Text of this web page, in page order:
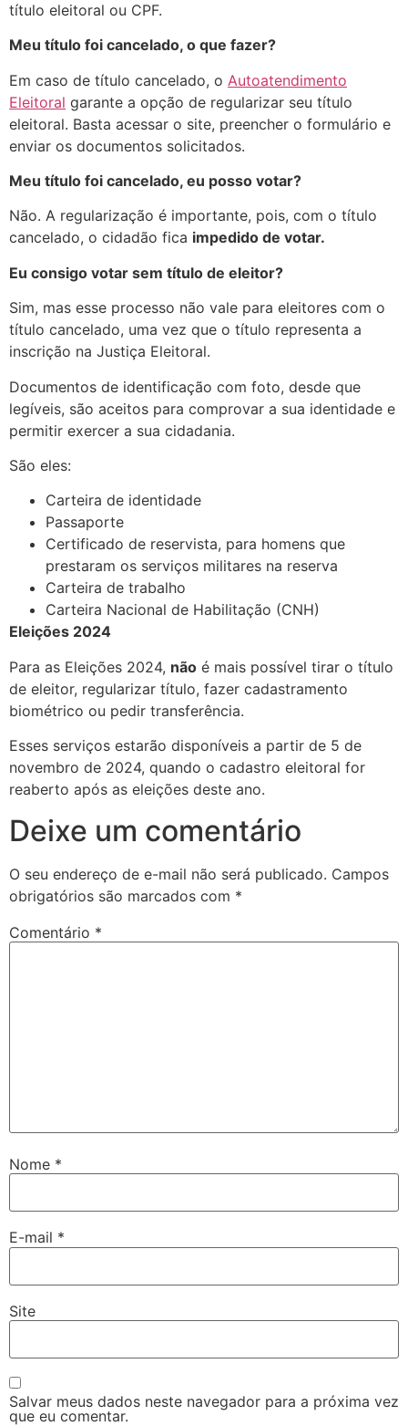
título eleitoral ou CPF.
Meu título foi cancelado, o que fazer?
Em caso de título cancelado, o Autoatendimento
Eleitoral garante a opção de regularizar seu título
eleitoral. Basta acessar o site, preencher o formulário e
enviar os documentos solicitados.
Meu título foi cancelado, eu posso votar?
Não. A regularização é importante, pois, com o título
cancelado, o cidadão fica impedido de votar.
Eu consigo votar sem título de eleitor?
Sim, mas esse processo não vale para eleitores com o
título cancelado, uma vez que o título representa a
inscrição na Justiça Eleitoral.
Documentos de identificação com foto, desde que
legíveis, são aceitos para comprovar a sua identidade e
permitir exercer a sua cidadania.
São eles:
Carteira de identidade
Passaporte
Certificado de reservista, para homens que
prestaram os serviços militares na reserva
Carteira de trabalho
Carteira Nacional de Habilitação (CNH)
Eleições 2024
Para as Eleições 2024, não é mais possível tirar o título
de eleitor, regularizar título, fazer cadastramento
biométrico ou pedir transferência.
Esses serviços estarão disponíveis a partir de 5 de
novembro de 2024, quando o cadastro eleitoral for
reaberto após as eleições deste ano.
Deixe um comentário
O seu endereço de e-mail não será publicado. Campos
obrigatórios são marcados com *
Comentário *
Nome *
E-mail *
Site
Salvar meus dados neste navegador para a próxima vez
que eu comentar.